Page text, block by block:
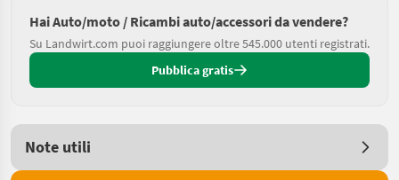
Hai Auto/moto / Ricambi auto/accessori da vendere?
Su Landwirt.com puoi raggiungere oltre 545.000 utenti registrati.
Pubblica gratis
Note utili